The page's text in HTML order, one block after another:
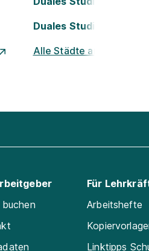
Duales Studium
Alle Städte ansehen
Für
Arbeitshefte
Linktipps